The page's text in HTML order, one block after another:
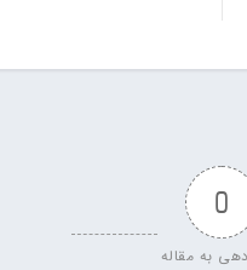
0
به مقاله